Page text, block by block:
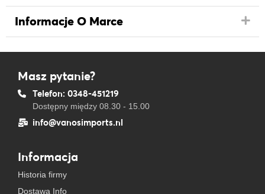
Informacje O Marce
Masz pytanie?
Telefon: 0348-451219
Dostępny między 08.30 - 15.00
info@vanosimports.nl
Informacja
Historia firmy
Dostawa Info